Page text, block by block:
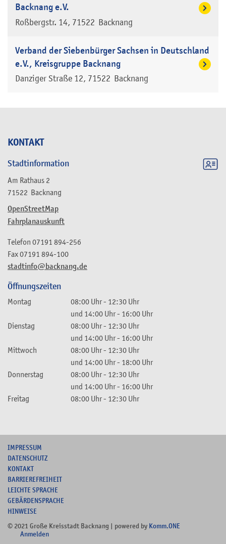
KONTAKT
Stadtinformation
Am Rathaus 2
71522 Backnang
OpenStreetMap
Fahrplanauskunft
stadtinfo@backnang.de
Telefon 07191 894-256
Fax07191 894-100
Öffnungszeiten
Montag 08:00 Uhr- 12:30 Uhr
und 14:00 Uhr- 16:00 Uhr
Dienstag
08:00 Uhr- 12:30 Uhr
und 14:00 Uhr- 16:00 Uhr
Mittwoch
08:00 Uhr- 12:30 Uhr
und 14:00 Uhr- 18:00 Uhr
Donnerstag
08:00 Uhr- 12:30 Uhr
und 14:00 Uhr- 16:00 Uhr
Freitag
08:00 Uhr- 12:30 Uhr
Backnang e.V.
Roßbergstr. 14 71522 Backnang
Verband der Siebenbürger Sachsen in Deutschland
e.V., Kreisgruppe Backnang
Danziger Straße 12 71522 Backnang
IMPRESSUM
DATENSCHUTZ
KONTAKT
BARRIEREFREIHEIT
LEICHTE SPRACHE
GEBÄRDENSPRACHE
HINWEISE
© 2021 Große Kreisstadt Backnang | powered by Komm.ONE
Anmelden